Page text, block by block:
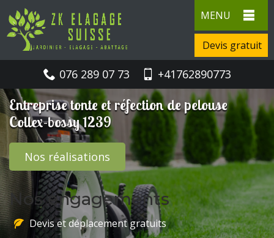
MENU
Devis gratuit
076 289 07 73 +41762890773
Entreprise tonte et réfection de pelouse
Collex-bossy 1239
Nos réalisations
Nos engagements
Devis et déplacement gratuits